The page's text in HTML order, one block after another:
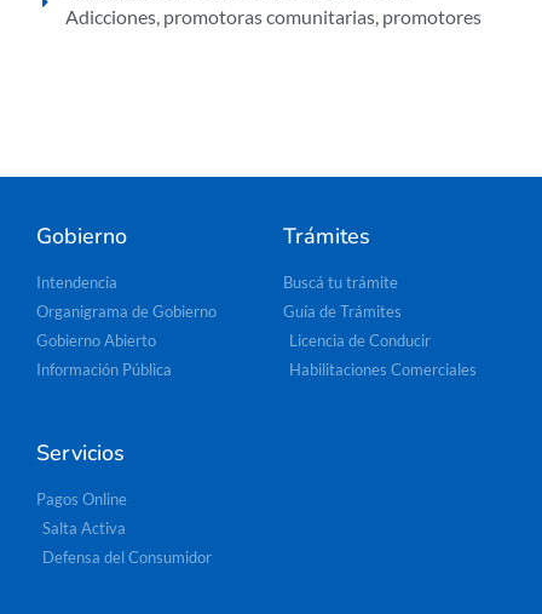
Adicciones, promotoras comunitarias, promotores
Gobierno
Intendencia
Organigrama de Gobierno
Gobierno Abierto
Información Pública
Trámites
Buscá tu trámite
Guía de Trámites
Licencia de Conducir
Habilitaciones Comerciales
Servicios
Pagos Online
Salta Activa
Defensa del Consumidor